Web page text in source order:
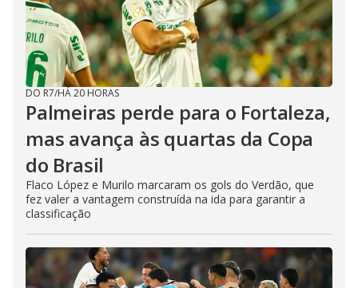
DO R7/HÁ 20 HORAS
Palmeiras perde para o Fortaleza,
mas avança às quartas da Copa
do Brasil
Flaco López e Murilo marcaram os gols do Verdão, que
fez valer a vantagem construída na ida para garantir a
classificação